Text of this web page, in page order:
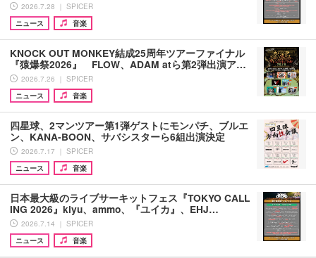
2026.7.28 ｜ SPICER
ニュース
音楽
KNOCK OUT MONKEY結成25周年ツアーファイナル
『猿爆祭2026』 FLOW、ADAM atら第2弾出演ア…
2026.7.26 ｜ SPICER
ニュース
音楽
四星球、2マンツアー第1弾ゲストにモンパチ、ブルエ
ン、KANA-BOON、サバシスターら6組出演決定
2026.7.17 ｜ SPICER
ニュース
音楽
日本最大級のライブサーキットフェス『TOKYO CALL
ING 2026』kiyu、ammo、『ユイカ』、EHJ…
2026.7.14 ｜ SPICER
ニュース
音楽